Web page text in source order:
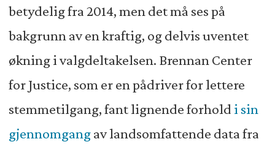
betydelig fra 2014, men det må ses på
bakgrunn av en kraftig, og delvis uventet
økning i valgdeltakelsen. Brennan Center
for Justice, som er en pådriver for lettere
stemmetilgang, fant lignende forhold i sin
gjennomgangav landsomfattende data fra